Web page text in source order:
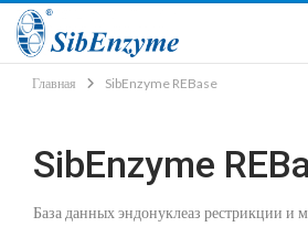
Главная SibEnzyme REBase
SibEnzyme
База данных эндонуклеаз рестрикции